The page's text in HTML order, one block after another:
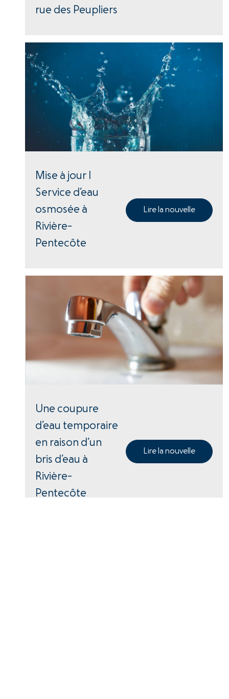
rue des Peupliers
Mise à jour |
Service d’eau
osmosée à
Rivière-
Pentecôte
Lire la nouvelle
Une coupure
d’eau temporaire
en raison d’un
bris d’eau à
Rivière-
Pentecôte
Lire la nouvelle